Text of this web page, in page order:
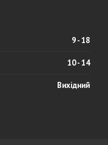
9 - 18
10 - 14
Вихідний